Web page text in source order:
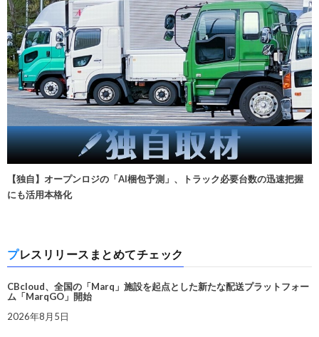
【独自】オープンロジの「AI梱包予測」、トラック必要台数の迅速把握
にも活用本格化
プレスリリースまとめてチェック
CBcloud、全国の「Marq」施設を起点とした新たな配送プラットフォー
ム「MarqGO」開始
2026年8月5日